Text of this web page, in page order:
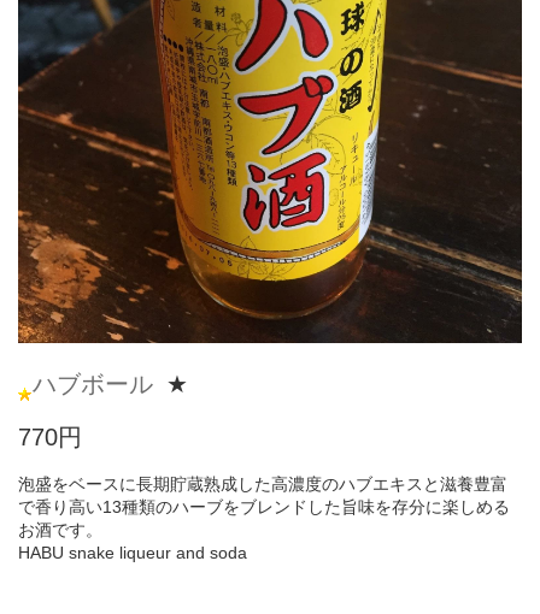
ハブボール ★
770円
泡盛をベースに長期貯蔵熟成した高濃度のハブエキスと滋養豊富
で香り高い13種類のハーブをブレンドした旨味を存分に楽しめる
お酒です。
HABU snake liqueur and soda